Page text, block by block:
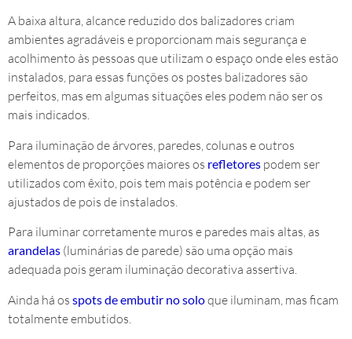
A baixa altura, alcance reduzido dos balizadores criam
ambientes agradáveis e proporcionam mais segurança e
acolhimento às pessoas que utilizam o espaço onde eles estão
instalados, para essas funções os postes balizadores são
perfeitos, mas em algumas situações eles podem não ser os
mais indicados.
Para iluminação de árvores, paredes, colunas e outros
elementos de proporções maiores os refletores podem ser
utilizados com êxito, pois tem mais potência e podem ser
ajustados de pois de instalados.
Para iluminar corretamente muros e paredes mais altas, as
arandelas (luminárias de parede) são uma opção mais
adequada pois geram iluminação decorativa assertiva.
Ainda há os spots de embutir no soloque iluminam, mas ficam
totalmente embutidos.